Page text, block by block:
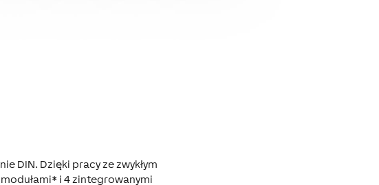
DIN. Dzięki pracy ze zwykłym
i 4 zintegrowanymi